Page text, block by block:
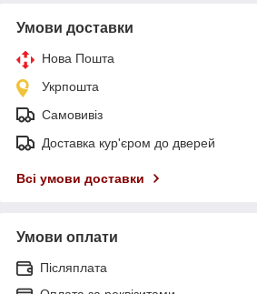
Умови доставки
Нова Пошта
Укрпошта
Самовивіз
Доставка кур'єром до дверей
Всі умови доставки
Умови оплати
Післяплата